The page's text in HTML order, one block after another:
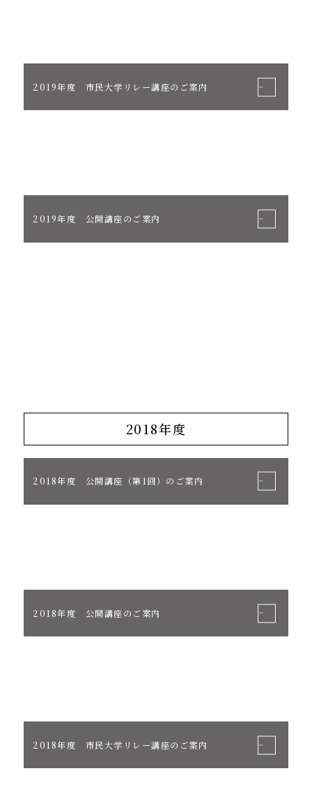
2019年度 市民大学リレー講座のご案内
2019年度 公開講座のご案内
2018年度
2018年度 公開講座（第1回）のご案内
2018年度 公開講座のご案内
2018年度 市民大学リレー講座のご案内